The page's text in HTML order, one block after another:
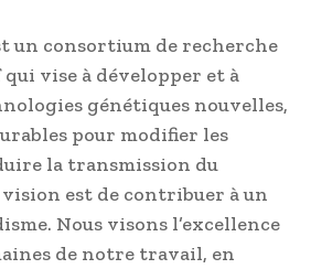
un consortium de recherche
vise à développer et à
génétiques nouvelles,
pour modifier les
la transmission du
est de contribuer à un
Nous visons l’excellence
de notre travail, en